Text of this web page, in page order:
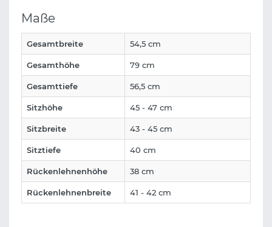
Maße
Gesamtbreite 54,5 cm
Gesamthöhe 79 cm
Gesamttiefe 56,5 cm
Sitzhöhe 45 - 47 cm
Sitzbreite 43 - 45 cm
Sitztiefe 40 cm
Rückenlehnenhöhe 38 cm
Rückenlehnenbreite 41 - 42 cm